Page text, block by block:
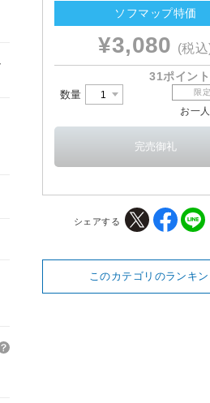
ソフマップ特価
¥3,080 (税
31ポイン
数量 限
お一
シェアする
このカテゴリのランキ